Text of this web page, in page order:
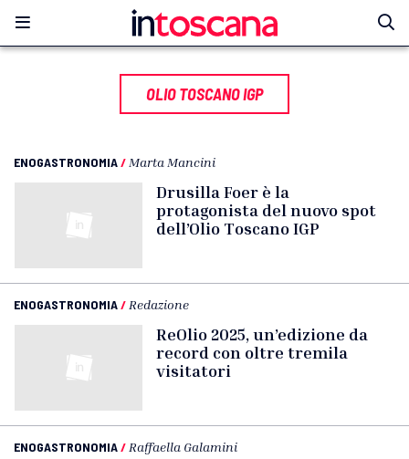
OLIO TOSCANO IGP
ENOGASTRONOMIA/ Marta Mancini
Drusilla Foer è la
protagonista del nuovo spot
dell’Olio Toscano IGP
ENOGASTRONOMIA/ Redazione
ReOlio 2025, un’edizione da
record con oltre tremila
visitatori
ENOGASTRONOMIA/ Raffaella Galamini